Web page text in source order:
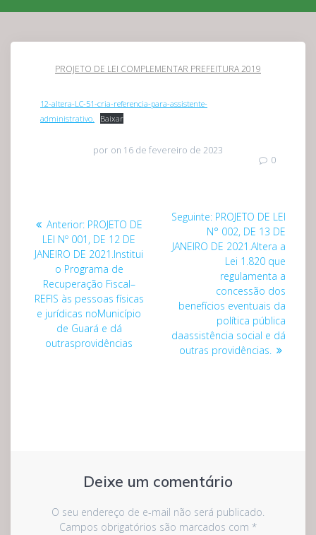
PROJETO DE LEI COMPLEMENTAR PREFEITURA 2019
12-altera-LC-51-cria-referencia-para-assistente-
administrativo.
Baixar
por on 16 de fevereiro de 2023
0
Post
Anterior: Post
anterior:
PROJETO DE
LEI Nº 001, DE 12 DE
JANEIRO DE 2021.Institui
o Programa de
Recuperação Fiscal–
REFIS às pessoas físicas
e jurídicas noMunicípio
de Guará e dá
outrasprovidências
Seguinte: Post
seguinte:
PROJETO DE LEI
N° 002, DE 13 DE
JANEIRO DE 2021.Altera a
Lei 1.820 que
regulamenta a
concessão dos
benefícios eventuais da
política pública
daassistência social e dá
outras providências.
Deixe um comentário
O seu endereço de e-mail não será publicado.
Campos obrigatórios são marcados com *